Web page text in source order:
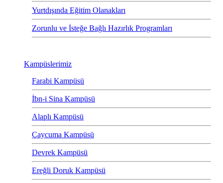
Yurtdışında Eğitim Olanakları
Zorunlu ve İsteğe Bağlı Hazırlık Programları
Kampüslerimiz
Farabi Kampüsü
İbn-i Sina Kampüsü
Alaplı Kampüsü
Çaycuma Kampüsü
Devrek Kampüsü
Ereğli Doruk Kampüsü